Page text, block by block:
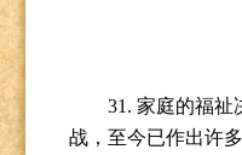
31. 家庭的福祉
战，至今已作出许